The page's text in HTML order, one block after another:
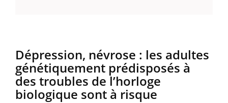
Dépression, névrose : les adultes
génétiquement prédisposés à
des troubles de l’horloge
biologique sont à risque